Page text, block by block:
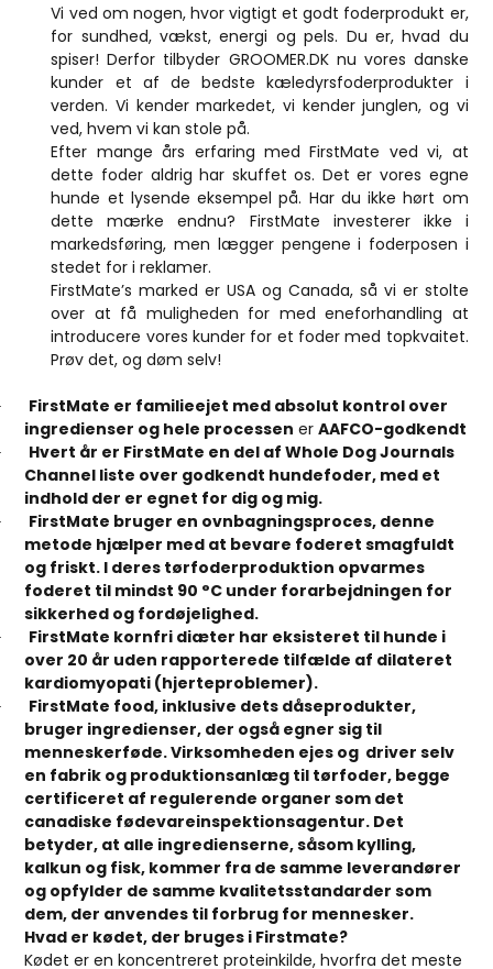
Vi ved om nogen, hvor vigtigt et godt foderprodukt er,
for sundhed, vækst, energi og pels. Du er, hvad du
spiser! Derfor tilbyder GROOMER.DK nu vores danske
kunder et af de bedste kæledyrsfoderprodukter i
verden. Vi kender markedet, vi kender junglen, og vi
ved, hvem vi kan stole på.
Efter mange års erfaring med FirstMate ved vi, at
dette foder aldrig har skuffet os. Det er vores egne
hunde et lysende eksempel på. Har du ikke hørt om
dette mærke endnu? FirstMate investerer ikke i
markedsføring, men lægger pengene i foderposen i
stedet for i reklamer.
FirstMate’s marked er USA og Canada, så vi er stolte
over at få muligheden for med eneforhandling at
introducere vores kunder for et foder med topkvaitet.
Prøv det, og døm selv!
FirstMate er familieejet med absolut kontrol over
ingredienser og hele processen erAAFCO-godkendt
Hvert år er FirstMate en del af Whole Dog Journals
Channel liste over godkendt hundefoder, med et
indhold der er egnet for dig og mig.
FirstMate bruger en ovnbagningsproces, denne
metode hjælper med at bevare foderet smagfuldt
og friskt. I deres tørfoderproduktion opvarmes
foderet til mindst 90 °C under forarbejdningen for
sikkerhed og fordøjelighed.
FirstMate kornfri diæter har eksisteret til hunde i
over 20 år uden rapporterede tilfælde af dilateret
kardiomyopati (hjerteproblemer).
FirstMate food, inklusive dets dåseprodukter,
bruger ingredienser, der også egner sig til
menneskerføde. Virksomheden ejes og driver selv
en fabrik og produktionsanlæg til tørfoder, begge
certificeret af regulerende organer som det
canadiske fødevareinspektionsagentur. Det
betyder, at alle ingredienserne, såsom kylling,
kalkun og fisk, kommer fra de samme leverandører
og opfylder de samme kvalitetsstandarder som
dem, der anvendes til forbrug for mennesker.
Hvad er kødet, der bruges i Firstmate?
Kødet er en koncentreret proteinkilde, hvorfra det meste